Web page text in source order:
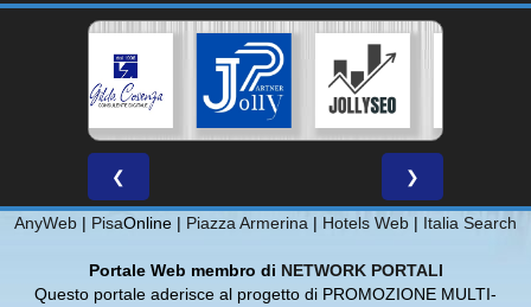
❮ ❯
AnyWeb | PisaOnline | Piazza Armerina | Hotels Web | Italia Search
Portale Web membro di NETWORK PORTALI
Questo portale aderisce al progetto di PROMOZIONE MULTI-